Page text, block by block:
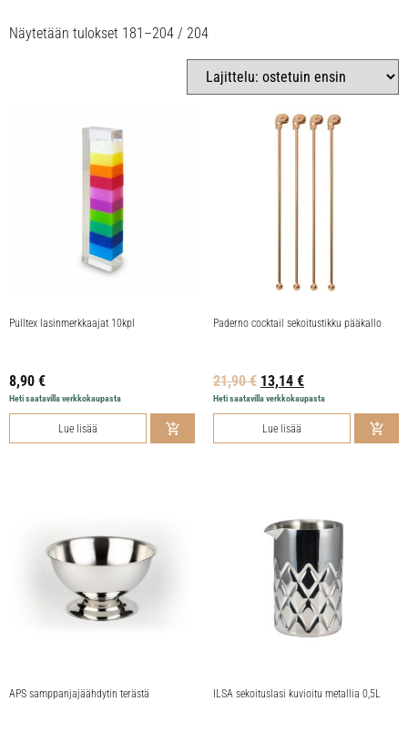
Näytetään tulokset 181–204 / 204
Pulltex lasinmerkkaajat 10kpl
8,90 €
Heti saatavilla verkkokaupasta
Lue lisää
Paderno cocktail sekoitustikku pääkallo
21,90€ 13,14 €
Heti saatavilla verkkokaupasta
Lue lisää
APS samppanjajäähdytin terästä ILSA sekoituslasi kuvioitu metallia 0,5L